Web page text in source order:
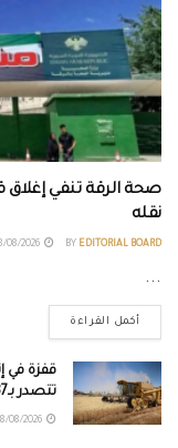
صحة الرقة تنفي
نقله
BY EDITORIAL BOARD
...
أكمل القراءة
تتصدر بـ37%